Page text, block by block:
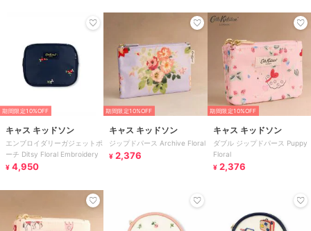
期間限定10%OFF
キャス キッドソン
エンブロイダリーガジェットポ
ーチ Ditsy Floral Embroidery
¥ 4,950
期間限定10%OFF
キャス キッドソン
ジップドパース Archive Floral
¥ 2,376
期間限定10%OFF
キャス キッドソン
ダブル ジップドパース Puppy
Floral
¥ 2,376